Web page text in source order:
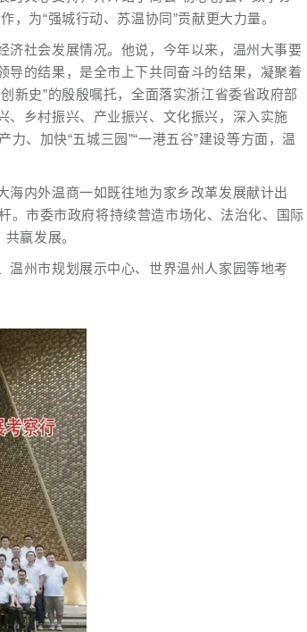
为“强城行动、苏温协同”贡献更大力量。
济社会发展情况。他说，今年以来，温州大事要
的结果，是全市上下共同奋斗的结果，凝聚着
新史”的殷殷嘱托，全面落实浙江省委省政府部
、乡村振兴、产业振兴、文化振兴，深入实施
力、加快“五城三园”“一港五谷”建设等方面，温
海内外温商一如既往地为家乡改革发展献计出
。市委市政府将持续营造市场化、法治化、国际
赢发展。
州市规划展示中心、世界温州人家园等地考